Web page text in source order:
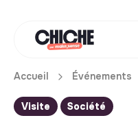
Accueil Événements
Visite Société